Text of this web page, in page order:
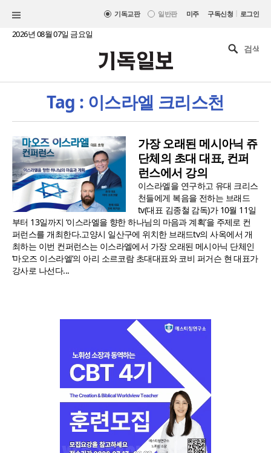
기독교판 일반판 미주 구독신청 | 로그인
2026년 08월 07일 금요일
Tag : 이스라엘 크리스천
가장 오래된 메시아닉 쥬
단체의 초대 대표, 컨퍼
런스에서 강의
이스라엘을 연구하고 유대 크리스
천들에게 복음을 전하는 브래드
tv(대표 김종철 감독)가 10월 11일
부터 13일까지 ‘이스라엘을 향한 하나님의 마음과 계획’을 주제로 컨
퍼런스를 개최한다.고양시 일산구에 위치한 브래드tv의 사옥에서 개
최하는 이번 컨퍼런스는 이스라엘에서 가장 오래된 메시아닉 단체인
‘마오즈 이스라엘’의 아리 소르코람 초대대표와 코비 퍼거슨 현 대표가
강사로 나선다...